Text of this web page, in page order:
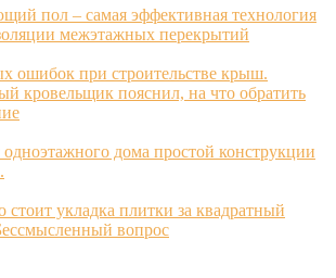
пол – самая эффективная технология
межэтажных перекрытий
ошибок при строительстве крыш.
кровельщик пояснил, на что обратить
дома простой конструкции
стоит укладка плитки за квадратный
вопрос